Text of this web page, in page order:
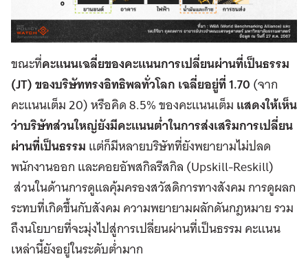
ขณะที่คะแนนเฉลี่ยของคะแนนการเปลี่ยนผ่านที่เป็นธรรม
(JT)ของบริษัททรงอิทธิพลทั่วโลก เฉลี่ยอยู่ที่ 1.70(จาก
คะแนนเต็ม 20) หรือคิด 8.5% ของคะแนนเต็มแสดงให้เห็น
ว่าบริษัทส่วนใหญ่ยังมีคะแนนต่ำในการส่งเสริมการเปลี่ยน
ผ่านที่เป็นธรรมแต่ก็มีหลายบริษัทที่ยังพยายามไม่ปลด
พนักงานออก และคอยอัพสกิลรีสกิล (Upskill-Reskill)
ส่วนในด้านการดูแลคุ้มครองสวัสดิการทางสังคม การดูผลก
ระทบที่เกิดขึ้นกับสังคม ความพยายามผลักดันกฎหมาย รวม
ถึงนโยบายที่จะมุ่งไปสู่การเปลี่ยนผ่านที่เป็นธรรม คะแนน
เหล่านี้ยังอยู่ในระดับต่ำมาก